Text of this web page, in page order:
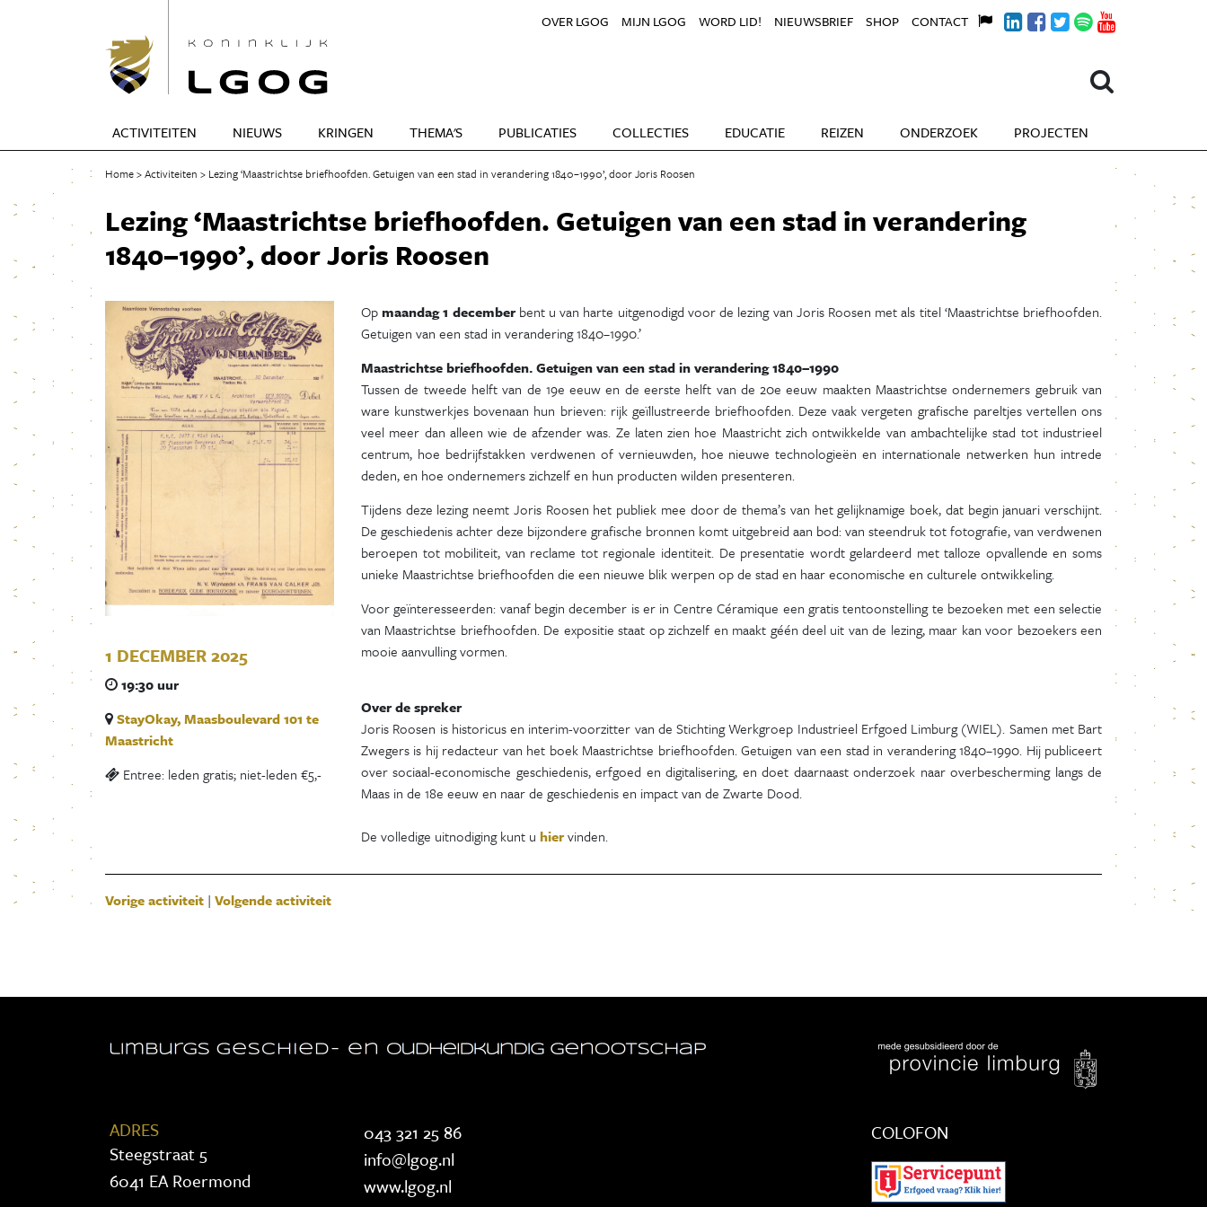
ACTIVITEITEN NIEUWS KRINGEN THEMA'S PUBLICATIES COLLECTIES EDUCATIE REIZEN ONDERZOEK PROJECTEN
OVER LGOG MIJN LGOG WORD LID! NIEUWSBRIEF SHOP CONTACT
Home Activiteiten Lezing ‘Maastrichtse briefhoofden. Getuigen van een stad in verandering 1840–1990’, door Joris Roosen
Lezing ‘Maastrichtse briefhoofden. Getuigen van een stad in verandering
1840–1990’, door Joris Roosen
1 DECEMBER 2025
19:30 uur
StayOkay, Maasboulevard 101 te
Maastricht
Entree: leden gratis; niet-leden €5,-
Opmaandag 1 decemberbent u van harte uitgenodigd voor de lezing van Joris Roosen met als titel ‘Maastrichtse briefhoofden.
Getuigen van een stad in verandering 1840–1990.’
Maastrichtse briefhoofden. Getuigen van een stad in verandering 1840–1990
Tussen de tweede helft van de 19e eeuw en de eerste helft van de 20e eeuw maakten Maastrichtse ondernemers gebruik van
ware kunstwerkjes bovenaan hun brieven: rijk geïllustreerde briefhoofden. Deze vaak vergeten grafische pareltjes vertellen ons
veel meer dan alleen wie de afzender was. Ze laten zien hoe Maastricht zich ontwikkelde van ambachtelijke stad tot industrieel
centrum, hoe bedrijfstakken verdwenen of vernieuwden, hoe nieuwe technologieën en internationale netwerken hun intrede
deden, en hoe ondernemers zichzelf en hun producten wilden presenteren.
Tijdens deze lezing neemt Joris Roosen het publiek mee door de thema’s van het gelijknamige boek, dat begin januari verschijnt.
De geschiedenis achter deze bijzondere grafische bronnen komt uitgebreid aan bod: van steendruk tot fotografie, van verdwenen
beroepen tot mobiliteit, van reclame tot regionale identiteit. De presentatie wordt gelardeerd met talloze opvallende en soms
unieke Maastrichtse briefhoofden die een nieuwe blik werpen op de stad en haar economische en culturele ontwikkeling.
Voor geïnteresseerden: vanaf begin december is er in Centre Céramique een gratis tentoonstelling te bezoeken met een selectie
van Maastrichtse briefhoofden. De expositie staat op zichzelf en maakt géén deel uit van de lezing, maar kan voor bezoekers een
mooie aanvulling vormen.
Over de spreker
Joris Roosen is historicus en interim-voorzitter van de Stichting Werkgroep Industrieel Erfgoed Limburg (WIEL). Samen met Bart
Zwegers is hij redacteur van het boek Maastrichtse briefhoofden. Getuigen van een stad in verandering 1840–1990. Hij publiceert
over sociaal-economische geschiedenis, erfgoed en digitalisering, en doet daarnaast onderzoek naar overbescherming langs de
Maas in de 18e eeuw en naar de geschiedenis en impact van de Zwarte Dood.
De volledige uitnodiging kunt u hiervinden.
Vorige activiteit | Volgende activiteit
ADRES
Steegstraat 5
6041 EA Roermond
043 321 25 86
info@lgog.nl
www.lgog.nl
COLOFON